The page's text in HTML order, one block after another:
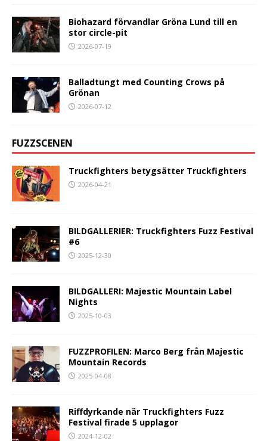
Biohazard förvandlar Gröna Lund till en
stor circle-pit
2026-07-19
Balladtungt med Counting Crows på
Grönan
2026-07-12
FUZZSCENEN
Truckfighters betygsätter Truckfighters
2026-04-21
BILDGALLERIER: Truckfighters Fuzz Festival
#6
2025-12-30
BILDGALLERI: Majestic Mountain Label
Nights
2025-10-03
FUZZPROFILEN: Marco Berg från Majestic
Mountain Records
2025-04-08
Riffdyrkande när Truckfighters Fuzz
Festival firade 5 upplagor
2024-12-02